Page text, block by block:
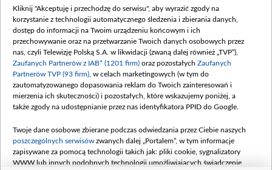
Procedura zgłoszeń wewnętrznych
Kliknij "Akceptuję i przechodzę do serwisu", aby wyrazić zgody na
korzystanie z technologii automatycznego śledzenia i zbierania danych,
dostęp do informacji na Twoim urządzeniu końcowym i ich
przechowywanie oraz na przetwarzanie Twoich danych osobowych przez
nas, czyli Telewizję Polską S.A. w likwidacji (zwaną dalej również „TVP”),
Zaufanych Partnerów z IAB* (1201 firm) oraz pozostałych Zaufanych
Partnerów TVP (93 firm) , w celach marketingowych (w tym do
zautomatyzowanego dopasowania reklam do Twoich zainteresowań i
mierzenia ich skuteczności) i pozostałych, które wskazujemy poniżej, a
także zgody na udostępnianie przez nas identyfikatora PPID do Google.
Twoje dane osobowe zbierane podczas odwiedzania przez Ciebie naszych
poszczególnych serwisów zwanych dalej „Portalem”, w tym informacje
zapisywane za pomocą technologii takich jak: pliki cookie, sygnalizatory
WWW lub innych podobnych technologii umożliwiających świadczenie